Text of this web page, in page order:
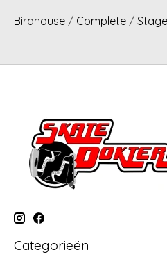
Birdhouse / Complete / Stage
Categorieën